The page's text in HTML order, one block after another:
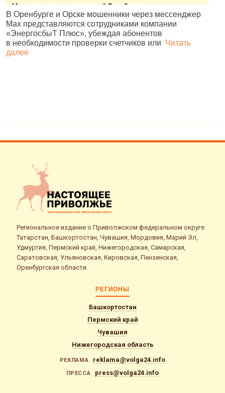
В Оренбурге и Орске мошенники через мессенджер
Max представляются сотрудниками компании
«ЭнергосбыТ Плюс», убеждая абонентов
в необходимости проверки счетчиков или Читать
далее
Региональное издание о Приволжском федеральном округе.
Татарстан, Башкортостан, Чувашия, Мордовия, Марий Эл,
Удмуртия, Пермский край, Нижегородская, Самарская,
Саратовская, Ульяновская, Кировская, Пензенская,
Оренбургская области.
РЕГИОНЫ
Башкортостан
Пермский край
Чувашия
Нижегородская область
РЕКЛАМА reklama@volga24.info
ПРЕССА press@volga24.info